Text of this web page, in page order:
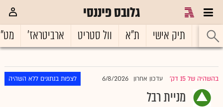
גלובס פיננסי
ראשי תיק אישי ת"א וול סטריט ארביטראז'
בהשהיה של 15 דק' עדכון אחרון 6/8/2026 לצפות בנתונים ללא השהיה
מניית רבל